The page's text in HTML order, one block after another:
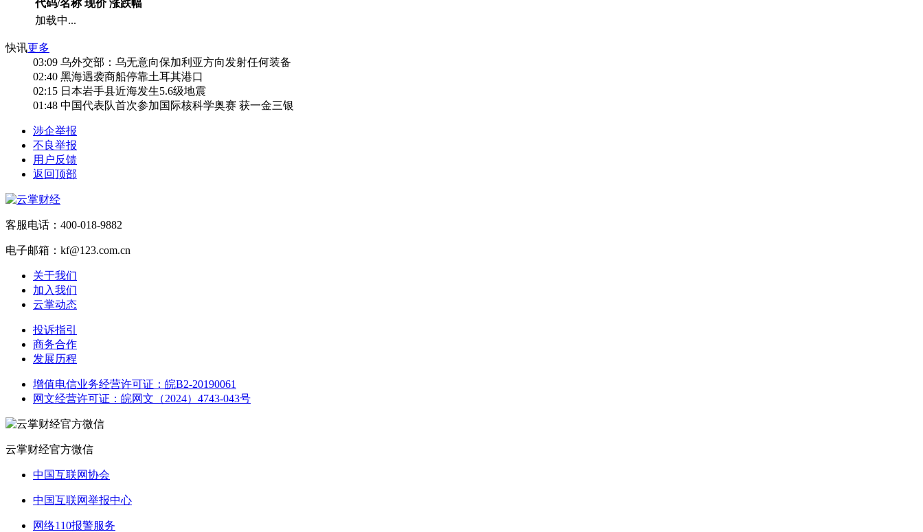
代码/名称 现价 涨跌幅
加载中...
快讯更多
03:09 乌外交部：乌无意向保加利亚方向发射任何装备
02:40 黑海遇袭商船停靠土耳其港口
02:15 日本岩手县近海发生5.6级地震
01:48 中国代表队首次参加国际核科学奥赛 获一金三银
涉企举报
不良举报
用户反馈
返回顶部
客服电话：400-018-9882
电子邮箱：kf@123.com.cn
关于我们
加入我们
云掌动态
投诉指引
商务合作
发展历程
增值电信业务经营许可证：皖B2-20190061
网文经营许可证：皖网文（2024）4743-043号
云掌财经官方微信
中国互联网协会
中国互联网举报中心
网络110报警服务